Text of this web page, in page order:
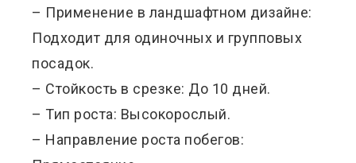
– Применение в ландшафтном дизайне:
Подходит для одиночных и групповых
посадок.
– Стойкость в срезке: До 10 дней.
– Тип роста: Высокорослый.
– Направление роста побегов: